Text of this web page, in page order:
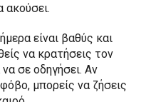
ακούσει.
είναι βαθύς και
να κρατήσεις τον
σε οδηγήσει. Αν
μπορείς να ζήσεις